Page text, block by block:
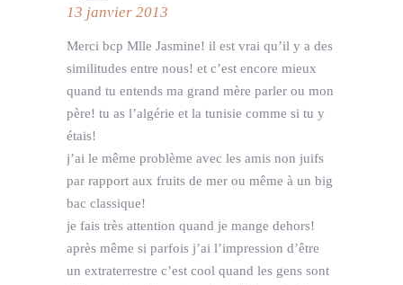
13 janvier 2013
Merci bcp Mlle Jasmine! il est vrai qu’il y a des
similitudes entre nous! et c’est encore mieux
quand tu entends ma grand mère parler ou mon
père! tu as l’algérie et la tunisie comme si tu y
étais!
j’ai le même problème avec les amis non juifs
par rapport aux fruits de mer ou même à un big
bac classique!
je fais très attention quand je mange dehors!
après même si parfois j’ai l’impression d’être
un extraterrestre c’est cool quand les gens sont